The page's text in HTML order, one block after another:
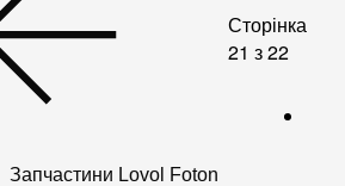
Сторінка
21 з 22
Запчастини Lovol Foton